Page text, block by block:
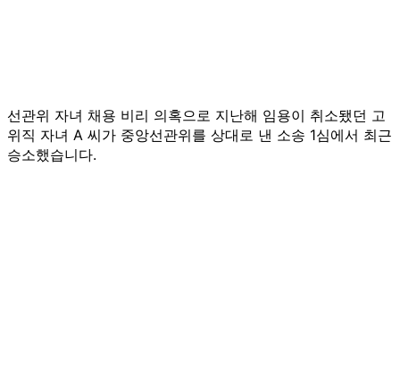
선관위 자녀 채용 비리 의혹으로 지난해 임용이 취소됐던 고
위직 자녀 A 씨가 중앙선관위를 상대로 낸 소송 1심에서 최근
승소했습니다.